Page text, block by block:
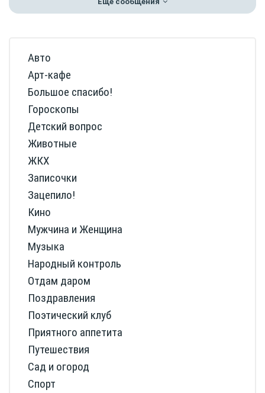
Авто
Арт-кафе
Большое спасибо!
Гороскопы
Детский вопрос
Животные
ЖКХ
Записочки
Зацепило!
Кино
Мужчина и Женщина
Музыка
Народный контроль
Отдам даром
Поздравления
Поэтический клуб
Приятного аппетита
Путешествия
Сад и огород
Спорт